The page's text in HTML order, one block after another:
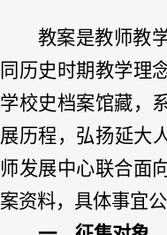
教案是教师教
同历史时期教学理
学校史档案馆藏，
展历程，弘扬延大
师发展中心联合面
案资料，具体事宜